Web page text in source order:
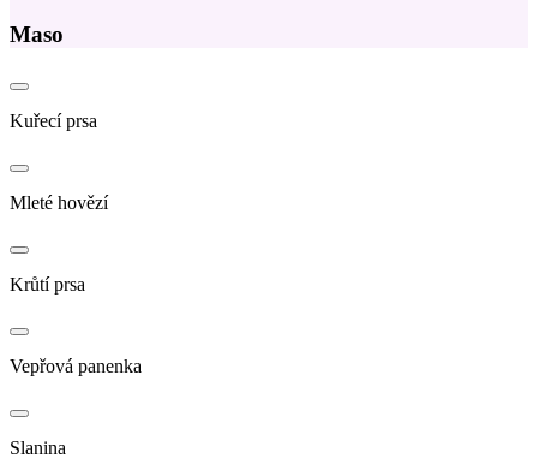
Maso
Kuřecí prsa
Mleté hovězí
Krůtí prsa
Vepřová panenka
Slanina